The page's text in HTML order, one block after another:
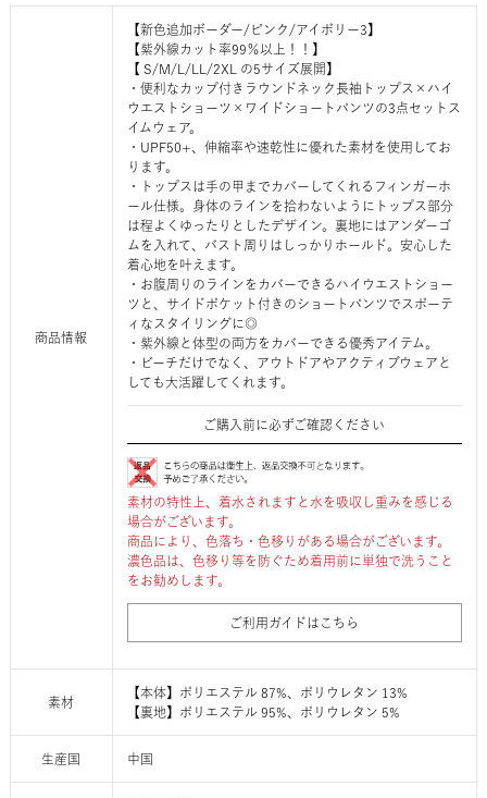
商品情報
【新色追加ボーダー/ピンク/アイボリー3】
【紫外線カット率99％以上！！】
【 S/M/L/LL/2XL の5サイズ展開】
・便利なカップ付きラウンドネック長袖トップス×ハイ
ウエストショーツ×ワイドショートパンツの3点セットス
イムウェア。
・UPF50+、伸縮率や速乾性に優れた素材を使用してお
ります。
・トップスは手の甲までカバーしてくれるフィンガーホ
ール仕様。身体のラインを拾わないようにトップス部分
は程よくゆったりとしたデザイン。裏地にはアンダーゴ
ムを入れて、バスト周りはしっかりホールド。安心した
着心地を叶えます。
・お腹周りのラインをカバーできるハイウエストショー
ツと、サイドポケット付きのショートパンツでスポーテ
ィなスタイリングに◎
・紫外線と体型の両方をカバーできる優秀アイテム。
・ビーチだけでなく、アウトドアやアクティブウェアと
しても大活躍してくれます。
ご購入前に必ずご確認ください
素材の特性上、着水されますと水を吸収し重みを感じる
場合がございます。
商品により、色落ち・色移りがある場合がございます。
濃色品は、色移り等を防ぐため着用前に単独で洗うこと
をお勧めします。
ご利用ガイドはこちら
素材
【本体】ポリエステル 87%、ポリウレタン 13%
【裏地】ポリエステル 95%、ポリウレタン 5%
生産国 中国